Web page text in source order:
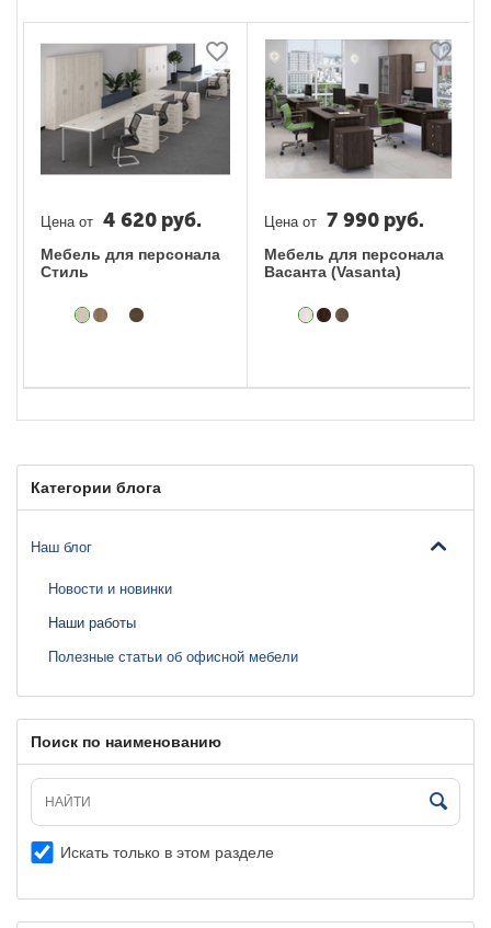
Цена от 4 620 руб.
Мебель для персонала
Стиль
Цена от 7 990 руб.
Мебель для персонала
Васанта (Vasanta)
Категории блога
Наш блог
Новости и новинки
Наши работы
Полезные статьи об офисной мебели
Поиск по наименованию
Искать только в этом разделе